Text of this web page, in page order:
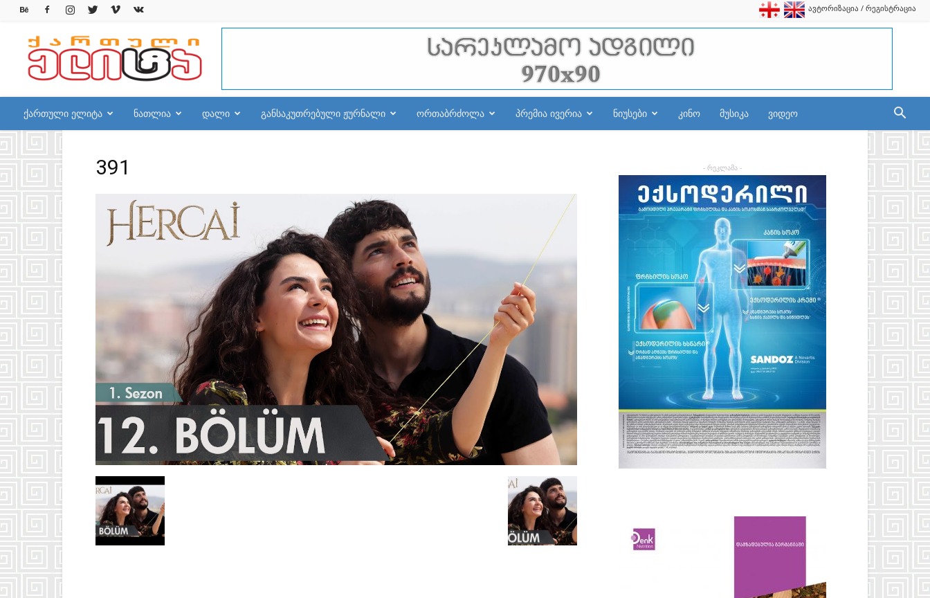
ავტორიზაცია / რეგისტრაცია
qelite.info
ქართული ელიტა ნათლია დალი განსაკუთრებული ჟურნალი ორთაბრძოლა პრემია ივერია ნიუსები კინო მუსიკა ვიდეო
391 - რეკლამა -